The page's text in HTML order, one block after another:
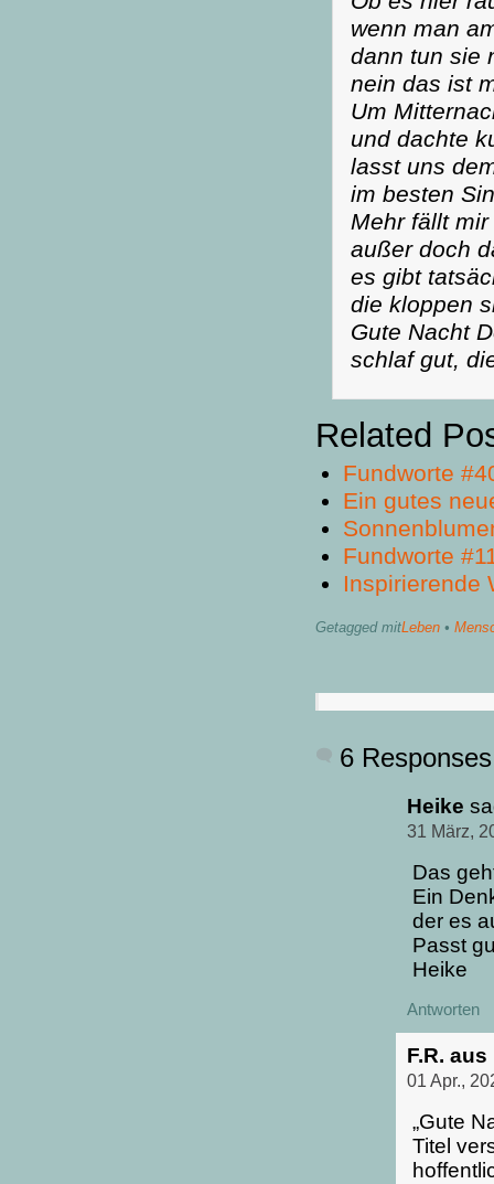
wenn man
dann tun sie
nein das ist
Um
und dachte
lasst uns
im besten
Mehr fällt
außer doch
es gibt
die kloppen
Gute Nacht
schlaf gut,
Related
Fundworte
Ein gutes
Fundworte
Inspirierende
Getagged mitLeben •
6
Heike
31 März,
Das
Ein
der es
Passt
Heike
Antworten
F.R. aus
01 Apr.,
„Gute
Titel